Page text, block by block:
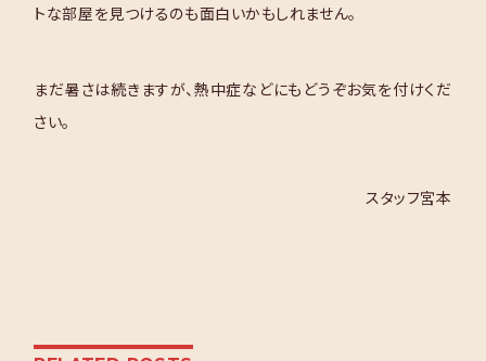
トな部屋を見つけるのも面白いかもしれません。
まだ暑さは続きますが、熱中症などにもどうぞお気を付けくだ
さい。
スタッフ宮本